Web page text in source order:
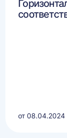
от 08.04.2024